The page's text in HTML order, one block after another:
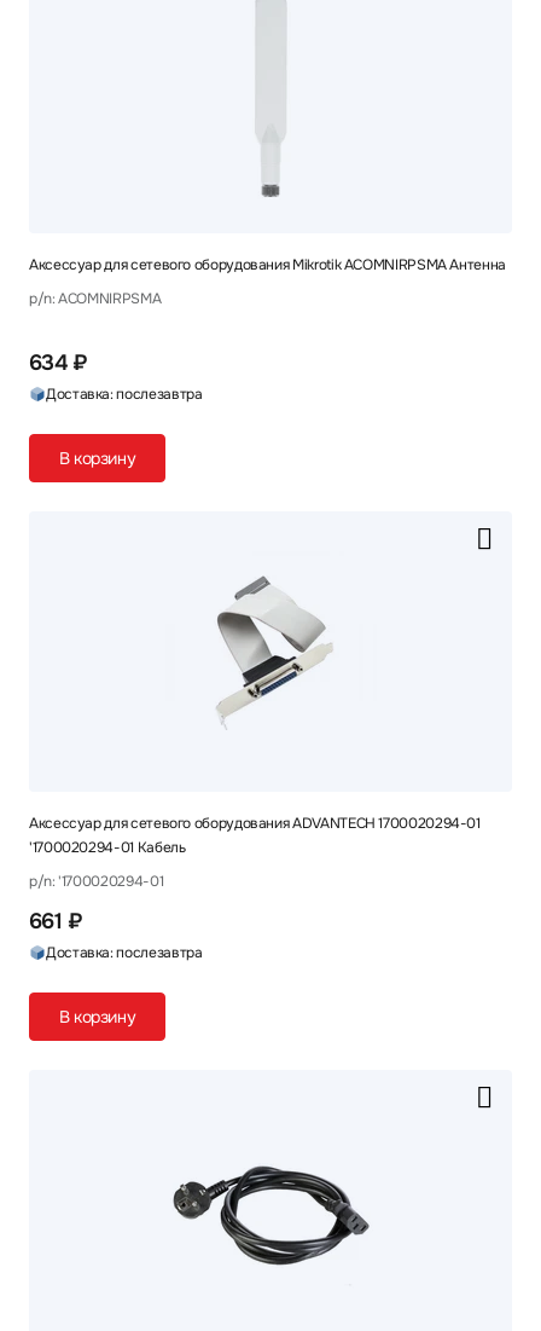
Аксессуар для сетевого оборудования Mikrotik ACOMNIRPSMA Антенна
p/n: ACOMNIRPSMA
634 ₽
Доставка: послезавтра
В корзину
Аксессуар для сетевого оборудования ADVANTECH 1700020294-01
'1700020294-01 Кабель
p/n: '1700020294-01
661 ₽
Доставка: послезавтра
В корзину